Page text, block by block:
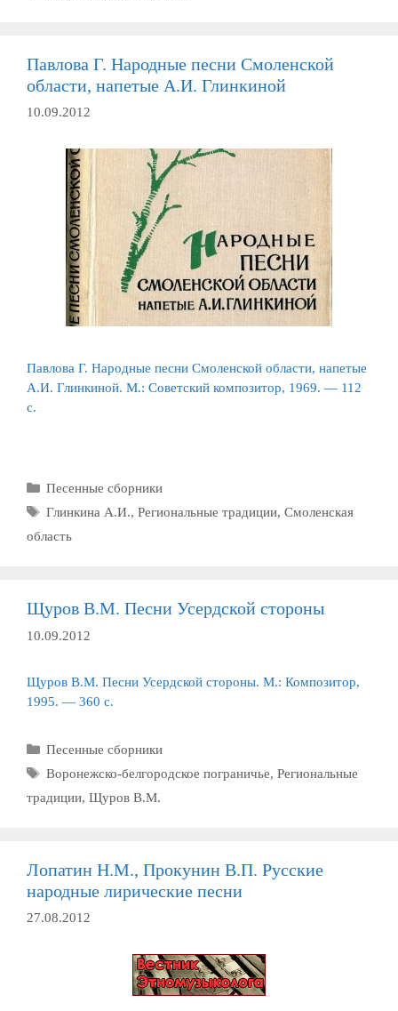
Павлова Г. Народные песни Смоленской
области, напетые А.И. Глинкиной
10.09.2012
Павлова Г. Народные песни Смоленской области, напетые
А.И. Глинкиной. М.: Советский композитор, 1969. — 112
с.
Рубрики
Песенные сборники
Метки
Глинкина А.И., Региональные традиции, Смоленская
область
Щуров В.М. Песни Усердской стороны
10.09.2012
Щуров В.М. Песни Усердской стороны. М.: Композитор,
1995. — 360 с.
Рубрики
Песенные сборники
Метки
Воронежско-белгородское пограничье, Региональные
традиции, Щуров В.М.
Лопатин Н.М., Прокунин В.П. Русские
народные лирические песни
27.08.2012